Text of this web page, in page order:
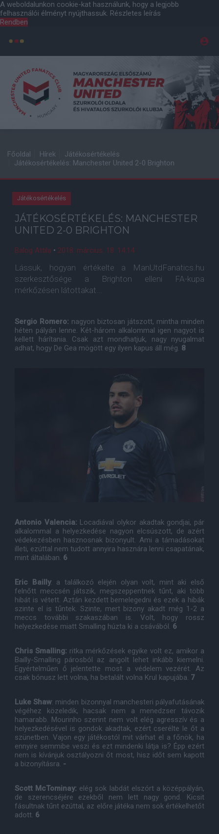
A weboldalunkon cookie-kat használunk, hogy a legjobb
felhasználói élményt nyújthassuk. Részletes leírás
Rendben
Főoldal Hírek
Játékosértékelés
Játékosértékelés: Manchester United 2-0 Brighton
Játékosértékelés
JÁTÉKOSÉRTÉKELÉS: MANCHESTER
UNITED 2-0 BRIGHTON
Balog Attila • 2018. március. 18. 14:14
Lássuk, hogyan értékelte a ManUtdFanatics.hu
szerkesztősége a Brighton elleni FA-kupa
mérkőzésen látottakat...
Sergio Romero: nagyon biztosan játszott, mintha minden
héten pályán lenne. Két-három alkalommal igen nagyot is
kellett hárítania. Csak azt mondhatjuk, nagy nyugalmat
adhat, hogy De Gea mögött egy ilyen kapus áll még. 8
Antonio Valencia: Locadiával olykor akadtak gondjai, pár
alkalommal a helyezkedése nagyon elcsúszott, de azért
védekezésben hasznosnak bizonyult. Ami a támadásokat
illeti, ezúttal nem tudott annyira hasznára lenni csapatának,
mint általában. 6
Eric Bailly: a találkozó elején olyan volt, mint aki első
felnőtt meccsén játszik, megszeppentnek tűnt, aki több
hibát is vétett. Aztán kezdett bemelegedni és ezek a hibák
szinte el is tűntek. Szinte, mert bizony akadt még 1-2 a
meccs további szakaszában is. Volt, hogy rossz
helyezkedése miatt Smalling húzta ki a csávából. 6
Chris Smalling: ritka mérkőzések egyike volt ez, amikor a
Bailly-Smalling párosból az angolt lehet inkább kiemelni.
Egyértelműen ő jelentette most a védelem vezérét. Az
csak bónusz lett volna, ha betalált volna Krul kapujába. 7
Luke Shaw: minden bizonnyal manchesteri pályafutásának
végéhez közeledik, hacsak nem a menedzser távozik
hamarabb. Mourinho szerint nem volt elég agresszív és a
helyezkedésével is gondok akadtak, ezért cserélte le őt a
szünetben. Vajon egy játékostól mit várhat el a főnök, ha
ennyire semmibe veszi és ezt mindenki látja is? Épp ezért
nem is kívánjuk osztályozni őt most, hisz időt sem kapott
a bizonyításra. -
Scott McTominay: elég sok labdát elszórt a középpályán,
de szerencséjére ezekből nem lett nagy gond. Kicsit
fásultnak tűnt ezúttal, az előre játéka nem sok értékelhetőt
adott. 6